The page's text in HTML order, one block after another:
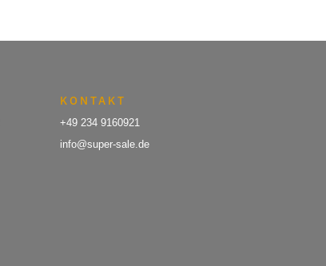
KONTAKT
+49 234 9160921
info@super-sale.de